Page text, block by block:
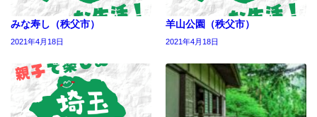
みな寿し（秩父市）
2021年4月18日
羊山公園（秩父市）
2021年4月18日